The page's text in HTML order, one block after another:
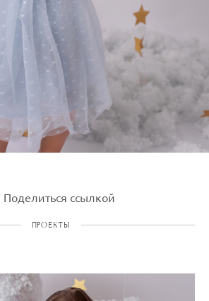
Поделиться ссылкой
ПРОЕКТЫ